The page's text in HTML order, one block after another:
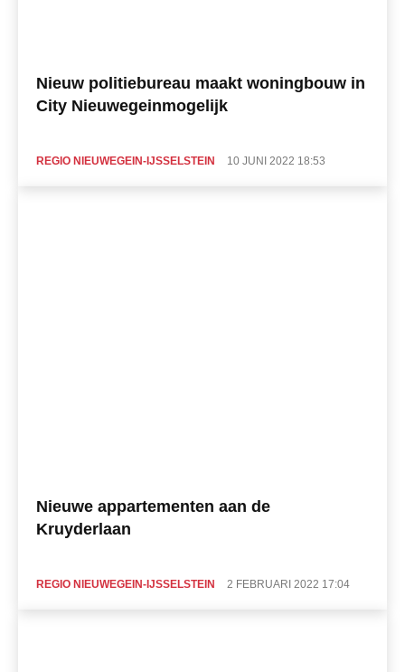
Nieuw politiebureau maakt woningbouw in
City Nieuwegeinmogelijk
REGIO NIEUWEGEIN-IJSSELSTEIN 10 JUNI 2022 18:53
Nieuwe appartementen aan de
Kruyderlaan
REGIO NIEUWEGEIN-IJSSELSTEIN 2 FEBRUARI 2022 17:04